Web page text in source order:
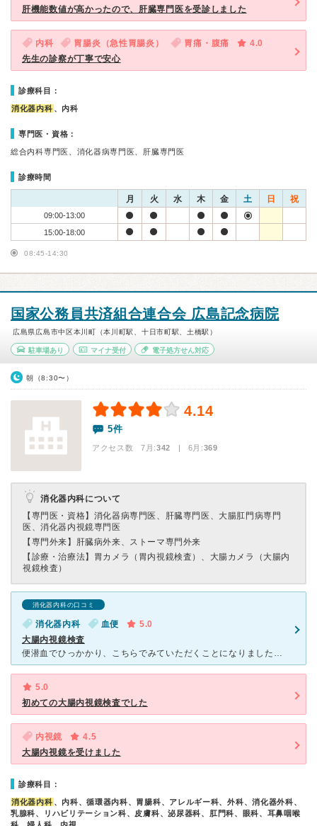
肝機能数値が高かったので、肝臓専門医を受診しました
内科 胃腸炎（急性胃腸炎） 胃痛・腹痛
4.0
先生の診察が丁寧で安心
診療科目：
消化器内科 、内科
専門医・資格：
総合内科専門医、消化器病専門医、肝臓専門医
診療時間
月 火 水 木 金 土 日 祝
09:00-13:00
15:00-18:00
08:45-14:30
国家公務員共済組合連合会 広島記念病院
広島県広島市中区本川町（本川町駅、十日市町駅、土橋駅）
駐車場あり マイナ受付 電子処方せん対応
朝（8:30〜）
4.14
5件
アクセス数 7月:342 | 6月:369
消化器内科について
【専門医・資格】 消化器病専門医、肝臓専門医、大腸肛門病専門
医、消化器内視鏡専門医
【専門外来】 肝臓病外来、ストーマ専門外来
【診療・治療法】 胃カメラ（胃内視鏡検査）、大腸カメラ（大腸内
視鏡検査）
消化器内科の口コミ
消化器内科 血便
5.0
大腸内視鏡検査
便潜血でひっかかり、こちらでみていただくことになりました。検査は不安でいっぱいでしたが、看護師のみなさん、隅井先生、親切に接していただき、本当にありがとうございました。検査の不安と下剤の苦しさで、心も
5.0
初めての大腸内視鏡検査でした
内視鏡
4.5
大腸内視鏡を受けました
診療科目：
消化器内科 、内科、循環器内科、胃腸科、アレルギー科、外科、消化器外科、
乳腺科、リハビリテーション科、皮膚科、泌尿器科、肛門科、眼科、耳鼻咽喉